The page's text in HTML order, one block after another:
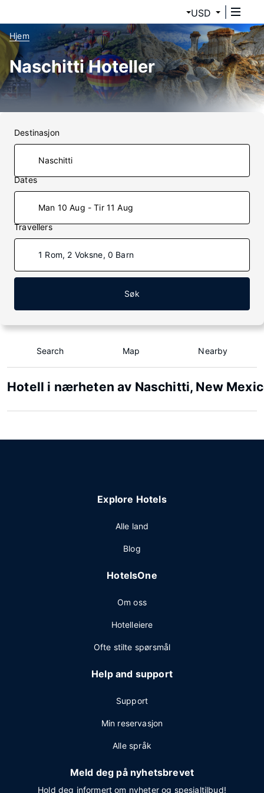
USD
Hjem
Naschitti Hoteller
Destinasjon
Dates
Man 10 Aug - Tir 11 Aug
Travellers
1 Rom, 2 Voksne, 0 Barn
Søk
Search Map Nearby
Hotell i nærheten av Naschitti, New
Explore Hotels
Alle land
Blog
HotelsOne
Om oss
Hotelleiere
Ofte stilte spørsmål
Help and support
Support
Min reservasjon
Alle språk
Meld deg på nyhetsbrevet
Hold deg informert om nyheter og spesialtilbud!